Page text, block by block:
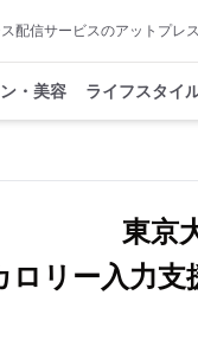
配信サービスのアットプレス
・美容 ライフスタイ
東京
ロリー入力